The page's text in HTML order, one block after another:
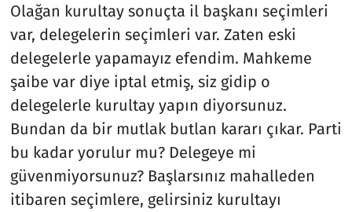
Olağan kurultay sonuçta il başkanı seçimleri
var, delegelerin seçimleri var. Zaten eski
delegelerle yapamayız efendim. Mahkeme
şaibe var diye iptal etmiş, siz gidip o
delegelerle kurultay yapın diyorsunuz.
Bundan da bir mutlak butlan kararı çıkar. Parti
bu kadar yorulur mu? Delegeye mi
güvenmiyorsunuz? Başlarsınız mahalleden
itibaren seçimlere, gelirsiniz kurultayı